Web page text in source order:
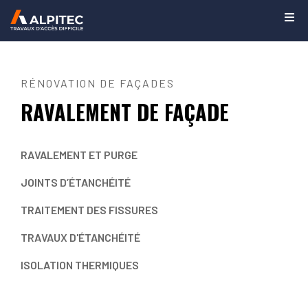
RÉNOVATION DE FAÇADES
RAVALEMENT DE FAÇADE
RAVALEMENT ET PURGE
JOINTS D’ÉTANCHÉITÉ
TRAITEMENT DES FISSURES
TRAVAUX D'ÉTANCHÉITÉ
ISOLATION THERMIQUES